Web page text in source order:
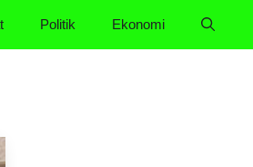
Politik Ekonomi